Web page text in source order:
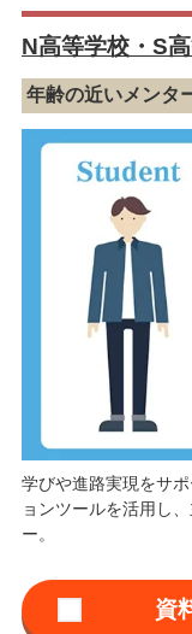
N高等学校・S
年齢の近いメンタ
学びや進路実現をサ
ョンツールを活用し
ー。